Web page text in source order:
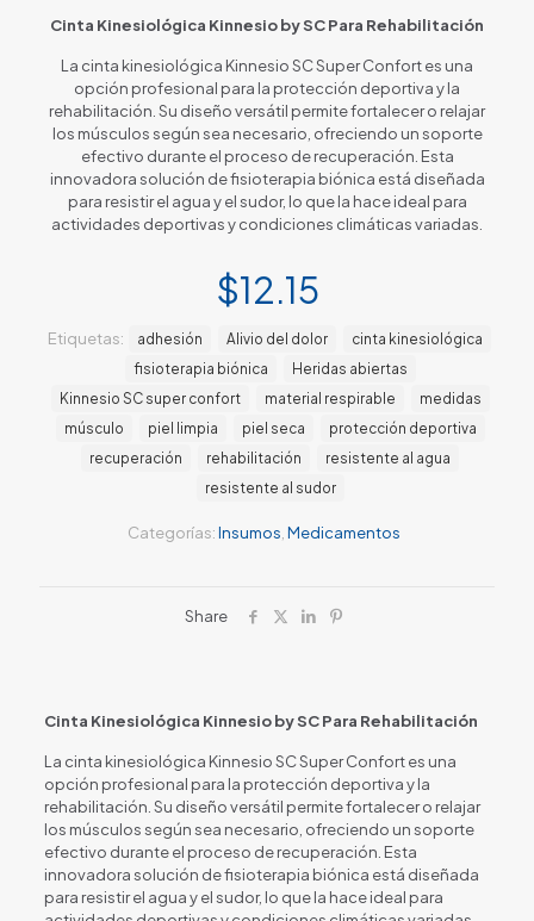
Cinta Kinesiológica Kinnesio by SC Para Rehabilitación
La cinta kinesiológica Kinnesio SC Super Confort es una
opción profesional para la protección deportiva y la
rehabilitación. Su diseño versátil permite fortalecer o relajar
los músculos según sea necesario, ofreciendo un soporte
efectivo durante el proceso de recuperación. Esta
innovadora solución de fisioterapia biónica está diseñada
para resistir el agua y el sudor, lo que la hace ideal para
actividades deportivas y condiciones climáticas variadas.
$12.15
Categorías:Insumos Medicamentos
Etiquetas: adhesión Alivio del dolor
cinta kinesiológica
fisioterapia biónica
Heridas abiertas
Kinnesio SC super confort
material respirable
medidas
músculo
piel limpia piel seca
protección deportiva
recuperación
rehabilitación
resistente al agua
resistente al sudor
Share
Cinta Kinesiológica Kinnesio by SC Para Rehabilitación
La cinta kinesiológica Kinnesio SC Super Confort es una
opción profesional para la protección deportiva y la
rehabilitación. Su diseño versátil permite fortalecer o relajar
los músculos según sea necesario, ofreciendo un soporte
efectivo durante el proceso de recuperación. Esta
innovadora solución de fisioterapia biónica está diseñada
para resistir el agua y el sudor, lo que la hace ideal para